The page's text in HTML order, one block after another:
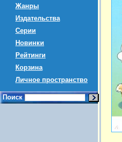
Жанры
Издательства
Серии
Новинки
Рейтинги
Корзина
Личное пространство
Поиск